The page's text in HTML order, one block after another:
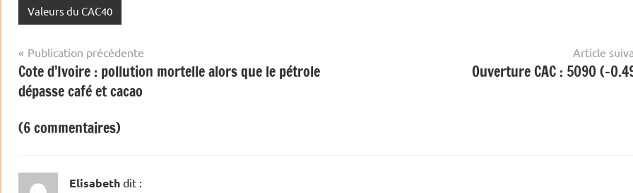
Valeurs du CAC40
Navigation
de
l’article
Publication précédente
Cote d’Ivoire : pollution mortelle alors que le pétrole
dépasse café et cacao
Article
Ouverture CAC : 5090 (-
(6 commentaires)
Elisabeth dit :